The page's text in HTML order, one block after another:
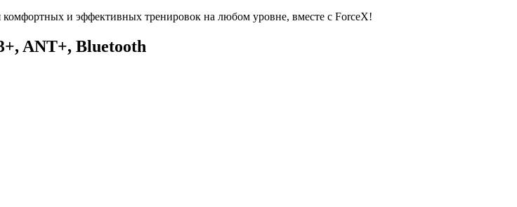
и эффективных тренировок на любом уровне, вместе с ForceX!
ANT+, Bluetooth